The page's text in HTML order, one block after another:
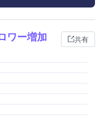
ワー増加 共有